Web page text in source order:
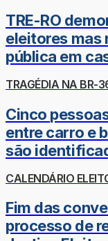
TRE-RO
eleitores mas
pública em
TRAGÉDIA NA BR-
Cinco
entre carro e
são
CALENDÁRIO
Fim das
processo de